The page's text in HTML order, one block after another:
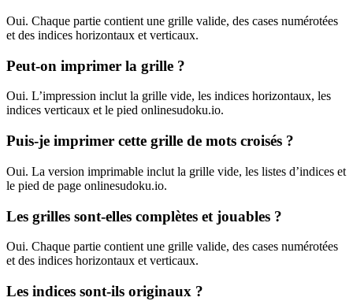
Oui. Chaque partie contient une grille valide, des cases numérotées
et des indices horizontaux et verticaux.
Peut-on imprimer la grille ?
Oui. L’impression inclut la grille vide, les indices horizontaux, les
indices verticaux et le pied onlinesudoku.io.
Puis-je imprimer cette grille de mots croisés ?
Oui. La version imprimable inclut la grille vide, les listes d’indices et
le pied de page onlinesudoku.io.
Les grilles sont-elles complètes et jouables ?
Oui. Chaque partie contient une grille valide, des cases numérotées
et des indices horizontaux et verticaux.
Les indices sont-ils originaux ?